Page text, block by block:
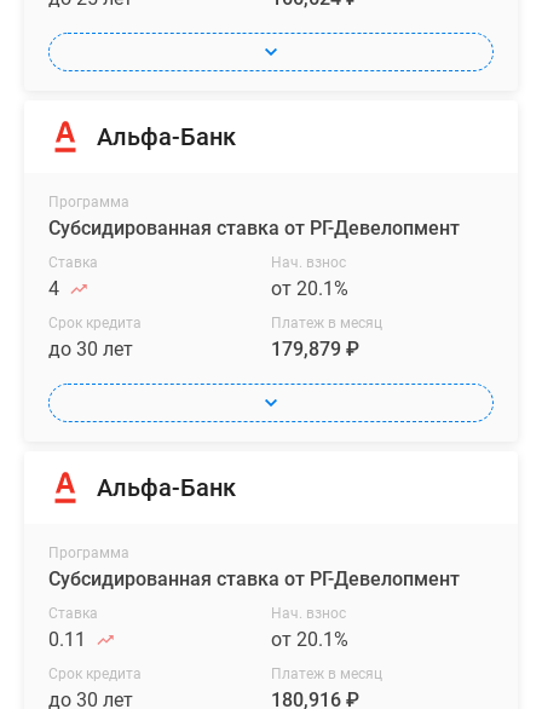
Альфа-Банк
Программа
Субсидированная ставка от РГ-Девелопмент
Ставка
4
Нач. взнос
от 20.1%
Срок кредита
до 30 лет
Платеж в месяц
179,879 ₽
Альфа-Банк
Программа
Субсидированная ставка от РГ-Девелопмент
Ставка
0.11
Нач. взнос
от 20.1%
Срок кредита
до 30 лет
Платеж в месяц
180,916 ₽